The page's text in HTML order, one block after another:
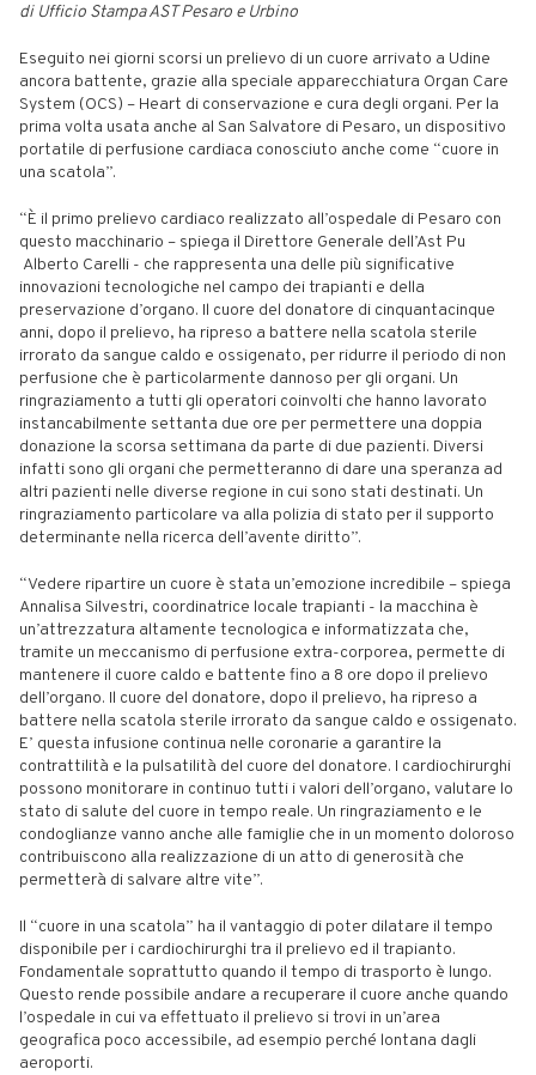
di Ufficio Stampa AST Pesaro e Urbino
Eseguito nei giorni scorsi un prelievo di un cuore arrivato a Udine
ancora battente, grazie alla speciale apparecchiatura Organ Care
System (OCS) – Heart di conservazione e cura degli organi. Per la
prima volta usata anche al San Salvatore di Pesaro, un dispositivo
portatile di perfusione cardiaca conosciuto anche come “cuore in
una scatola”.
“È il primo prelievo cardiaco realizzato all’ospedale di Pesaro con
questo macchinario – spiega il Direttore Generale dell’Ast Pu
Alberto Carelli - che rappresenta una delle più significative
innovazioni tecnologiche nel campo dei trapianti e della
preservazione d’organo. Il cuore del donatore di cinquantacinque
anni, dopo il prelievo, ha ripreso a battere nella scatola sterile
irrorato da sangue caldo e ossigenato, per ridurre il periodo di non
perfusione che è particolarmente dannoso per gli organi. Un
ringraziamento a tutti gli operatori coinvolti che hanno lavorato
instancabilmente settanta due ore per permettere una doppia
donazione la scorsa settimana da parte di due pazienti. Diversi
infatti sono gli organi che permetteranno di dare una speranza ad
altri pazienti nelle diverse regione in cui sono stati destinati. Un
ringraziamento particolare va alla polizia di stato per il supporto
determinante nella ricerca dell’avente diritto”.
“Vedere ripartire un cuore è stata un’emozione incredibile – spiega
Annalisa Silvestri, coordinatrice locale trapianti - la macchina è
un’attrezzatura altamente tecnologica e informatizzata che,
tramite un meccanismo di perfusione extra-corporea, permette di
mantenere il cuore caldo e battente fino a 8 ore dopo il prelievo
dell’organo. Il cuore del donatore, dopo il prelievo, ha ripreso a
battere nella scatola sterile irrorato da sangue caldo e ossigenato.
E’ questa infusione continua nelle coronarie a garantire la
contrattilità e la pulsatilità del cuore del donatore. I cardiochirurghi
possono monitorare in continuo tutti i valori dell’organo, valutare lo
stato di salute del cuore in tempo reale. Un ringraziamento e le
condoglianze vanno anche alle famiglie che in un momento doloroso
contribuiscono alla realizzazione di un atto di generosità che
permetterà di salvare altre vite”.
Il “cuore in una scatola” ha il vantaggio di poter dilatare il tempo
disponibile per i cardiochirurghi tra il prelievo ed il trapianto.
Fondamentale soprattutto quando il tempo di trasporto è lungo.
Questo rende possibile andare a recuperare il cuore anche quando
l’ospedale in cui va effettuato il prelievo si trovi in un’area
geografica poco accessibile, ad esempio perché lontana dagli
aeroporti.